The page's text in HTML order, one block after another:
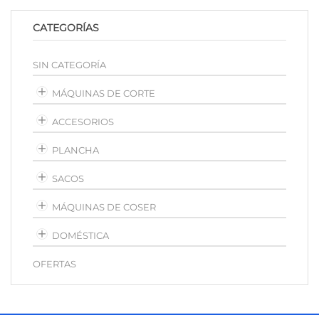
CATEGORÍAS
SIN CATEGORÍA
MÁQUINAS DE CORTE
ACCESORIOS
PLANCHA
SACOS
MÁQUINAS DE COSER
DOMÉSTICA
OFERTAS